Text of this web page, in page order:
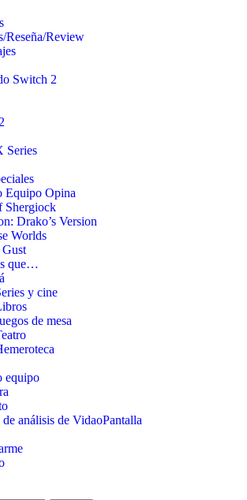
Reseña/Review
Switch 2
Series
Equipo Opina
Shergiock
Drako’s Version
Worlds
que…
y cine
de mesa
equipo
análisis de VidaoPantalla